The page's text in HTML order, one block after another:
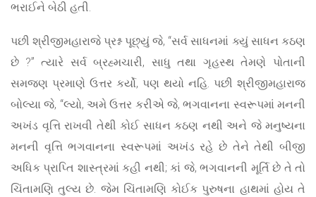
ભરાઈને બેઠી હતી.
પછી શ્રીજીમહારાજે પ્રશ્ન પૂછ્યું જે, “સર્વ સાધનમાં ક્યું સાધન કઠણ
છે ?” ત્યારે સર્વ બ્રહ્મચારી, સાધુ તથા ગૃહસ્થ તેમણે પોતાની
સમજણ પ્રમાણે ઉત્તર કર્યો, પણ થયો નહિ. પછી શ્રીજીમહારાજ
બોલ્યા જે, “લ્યો, અમે ઉત્તર કરીએ જે, ભગવાનના સ્વરૂપમાં મનની
અખંડ વૃત્તિ રાખવી તેથી કોઈ સાધન કઠણ નથી અને જે મનુષ્યના
મનની વૃત્તિ ભગવાનના સ્વરૂપમાં અખંડ રહે છે તેને તેથી બીજી
અધિક પ્રાપ્તિ શાસ્ત્રમાં કહી નથી; કાં જે, ભગવાનની મૂર્તિ છે તે તો
ચિંતામણિ તુલ્ય છે. જેમ ચિંતામણિ કોઈક પુરુષના હાથમાં હોય તે